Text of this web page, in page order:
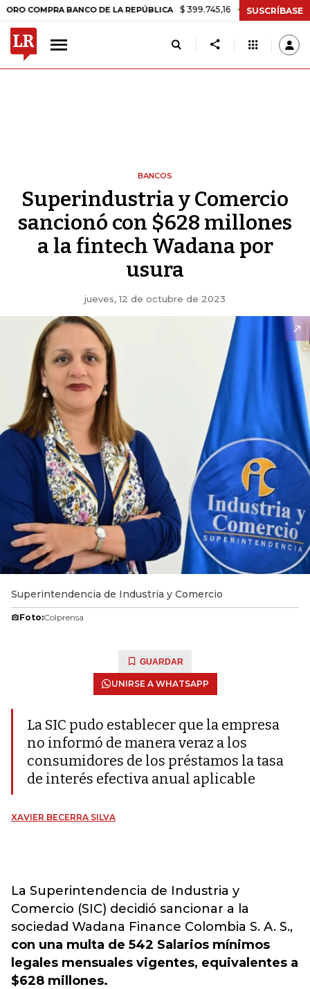
BANCO DE LA REPÚBLICA $ 399.745,16 +$ 2.295,71 +0,58%
SUSCRÍBASE
BANCOS
Superindustria y Comercio
sancionó con $628 millones
a la fintech Wadana por
usura
jueves, 12 de octubre de 2023
Superintendencia de Industria y Comercio
Foto:Colprensa
GUARDAR
UNIRSE A WHATSAPP
La SIC pudo establecer que la empresa
no informó de manera veraz a los
consumidores de los préstamos la tasa
de interés efectiva anual aplicable
XAVIER BECERRA SILVA
La Superintendencia de Industria y
Comercio (SIC) decidió sancionar a la
sociedad Wadana Finance Colombia S. A. S.,
con una multa de 542 Salarios mínimos
legales mensuales vigentes, equivalentes a
$628 millones.